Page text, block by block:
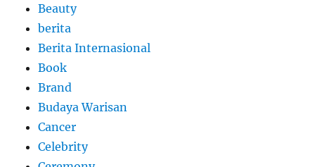
Beauty
berita
Berita Internasional
Book
Brand
Budaya Warisan
Cancer
Celebrity